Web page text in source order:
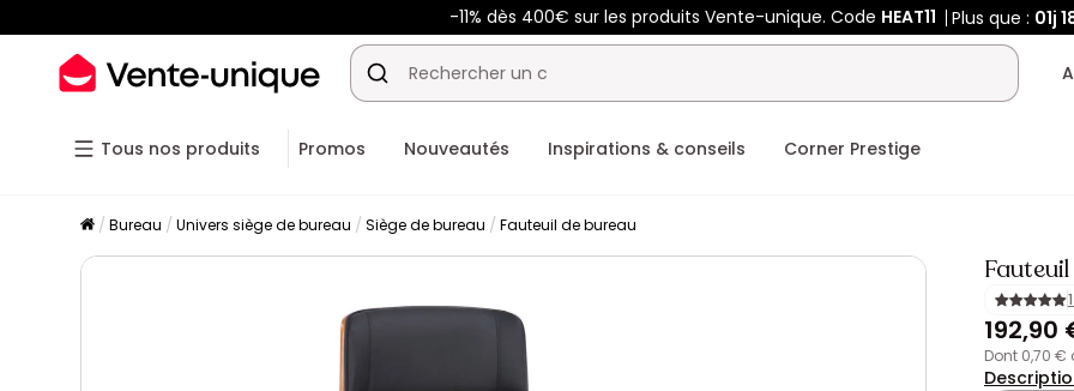
-11% dès 400€ sur les produits Vente-unique. Code HEAT11 Plus que : 01j
Tous nos produits Promos Nouveautés Inspirations & conseils Corner Prestige
Bureau Univers siège de bureau Siège de bureau Fauteuil de bureau
192,90
dont 0,70